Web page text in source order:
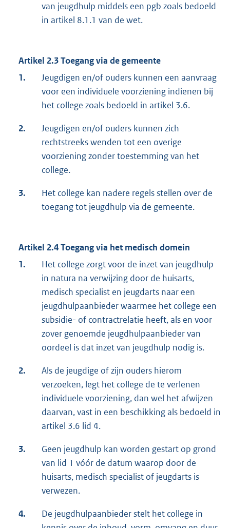
van jeugdhulp middels een pgb zoals bedoeld
in artikel 8.1.1 van de wet.
Artikel 2.3 Toegang via de gemeente
1.
Jeugdigen en/of ouders kunnen een aanvraag
voor een individuele voorziening indienen bij
het college zoals bedoeld in artikel 3.6.
2.
Jeugdigen en/of ouders kunnen zich
rechtstreeks wenden tot een overige
voorziening zonder toestemming van het
college.
3.
Het college kan nadere regels stellen over de
toegang tot jeugdhulp via de gemeente.
Artikel 2.4 Toegang via het medisch domein
1.
Het college zorgt voor de inzet van jeugdhulp
in natura na verwijzing door de huisarts,
medisch specialist en jeugdarts naar een
jeugdhulpaanbieder waarmee het college een
subsidie- of contractrelatie heeft, als en voor
zover genoemde jeugdhulpaanbieder van
oordeel is dat inzet van jeugdhulp nodig is.
2.
Als de jeugdige of zijn ouders hierom
verzoeken, legt het college de te verlenen
individuele voorziening, dan wel het afwijzen
daarvan, vast in een beschikking als bedoeld in
artikel 3.6 lid 4.
3.
Geen jeugdhulp kan worden gestart op grond
van lid 1 vóór de datum waarop door de
huisarts, medisch specialist of jeugdarts is
verwezen.
4.
De jeugdhulpaanbieder stelt het college in